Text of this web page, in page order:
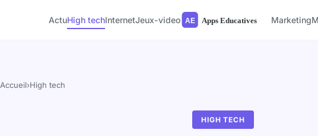
ActuHigh techInternetJeux-video Marketing
Accueil›High tech
HIGH TECH